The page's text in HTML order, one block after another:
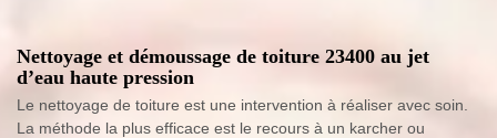
Nettoyage et démoussage de toiture 23400 au jet
d’eau haute pression
Le nettoyage de toiture est une intervention à réaliser avec soin.
La méthode la plus efficace est le recours à un karcher ou